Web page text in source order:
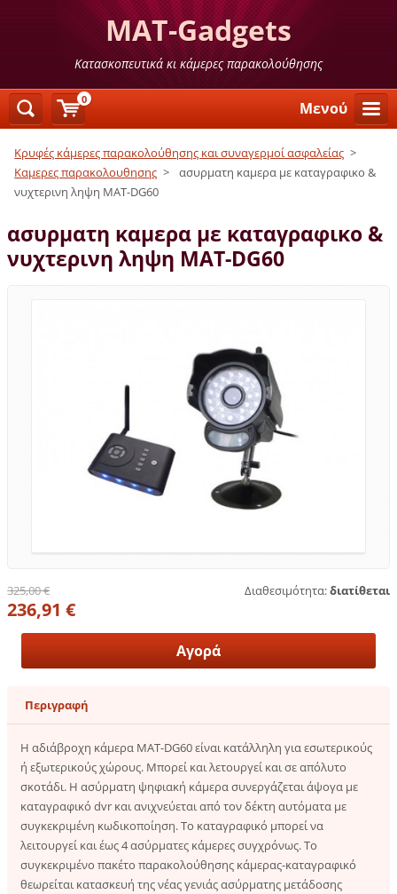
MAT-Gadgets
Κατασκοπευτικά κι κάμερες παρακολούθησης
Μενού
Κρυφές κάμερες παρακολούθησης και συναγερμοί ασφαλείας >
Καμερες παρακολουθησης >
ασυρματη καμερα με καταγραφικο &
νυχτερινη ληψη MAT-DG60
ασυρματη καμερα με καταγραφικο &
νυχτερινη ληψη MAT-DG60
Διαθεσιμότητα:διατίθεται
325,00 €
236,91 €
Περιγραφή
Η αδιάβροχη κάμερα MAT-DG60 είναι κατάλληλη για εσωτερικούς
ή εξωτερικούς χώρους. Μπορεί και λετουργεί και σε απόλυτο
σκοτάδι. Η ασύρματη ψηφιακή κάμερα συνεργάζεται άψογα με
καταγραφικό dvr και ανιχνεύεται από τον δέκτη αυτόματα με
συγκεκριμένη κωδικοποίηση. Το καταγραφικό μπορεί να
λειτουργεί και έως 4 ασύρματες κάμερες συγχρόνως. Το
συγκεκριμένο πακέτο παρακολούθησης κάμερας-καταγραφικό
θεωρείται κατασκευή της νέας γενιάς ασύρματης μετάδοσης
0